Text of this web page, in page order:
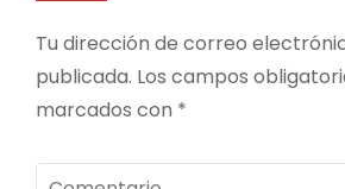
Tu dirección de correo
publicada. Los campos
marcados con *
Comentario